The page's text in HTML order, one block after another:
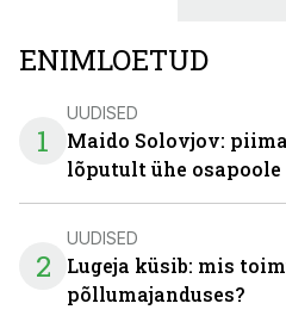
ENIMLOETUD
1
UUDISED
Maido Solovjov:
lõputult ühe
2
UUDISED
Lugeja küsib: mis
põllumajanduses?